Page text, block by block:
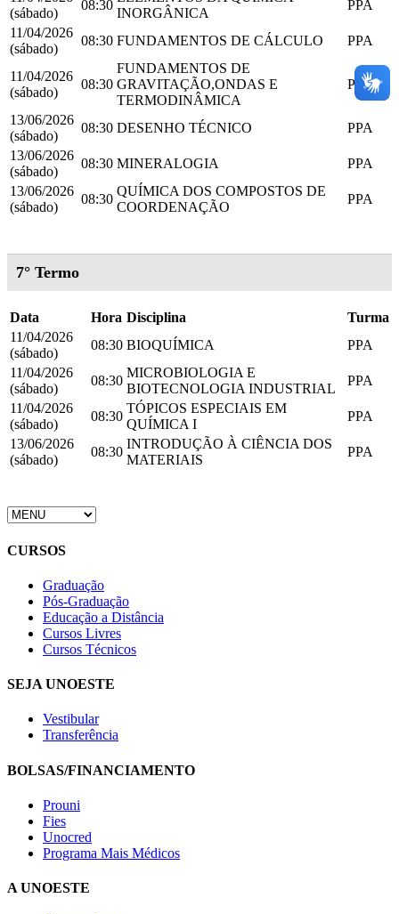
(sábado)
08:30
INORGÂNICA
PPA
11/04/2026
(sábado)
08:30 FUNDAMENTOS DE CÁLCULO PPA
11/04/2026
(sábado)
08:30
FUNDAMENTOS DE
GRAVITAÇÃO,ONDAS E
TERMODINÂMICA
PPA
13/06/2026
(sábado)
08:30 DESENHO TÉCNICO
PPA
13/06/2026
(sábado)
08:30 MINERALOGIA
PPA
13/06/2026
(sábado)
08:30
QUÍMICA DOS COMPOSTOS DE
COORDENAÇÃO
PPA
7° Termo
Data Hora Disciplina
Turma
11/04/2026
(sábado)
08:30 BIOQUÍMICA
PPA
11/04/2026
(sábado)
08:30
MICROBIOLOGIA E
BIOTECNOLOGIA INDUSTRIAL
PPA
11/04/2026
(sábado)
08:30
TÓPICOS ESPECIAIS EM
QUÍMICA I
PPA
13/06/2026
(sábado)
08:30
INTRODUÇÃO À CIÊNCIA DOS
MATERIAIS
PPA
CURSOS
Graduação
Pós-Graduação
Educação a Distância
Cursos Livres
Cursos Técnicos
SEJA UNOESTE
Vestibular
Transferência
BOLSAS/FINANCIAMENTO
Prouni
Fies
Unocred
Programa Mais Médicos
A UNOESTE